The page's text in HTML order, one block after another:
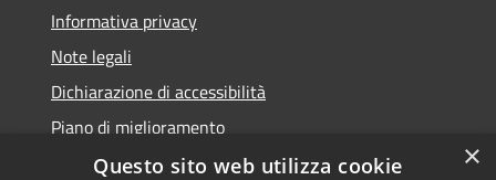
Informativa privacy
Note legali
Dichiarazione di accessibilità
Piano di miglioramento
×
Questo sito web utilizza cookie